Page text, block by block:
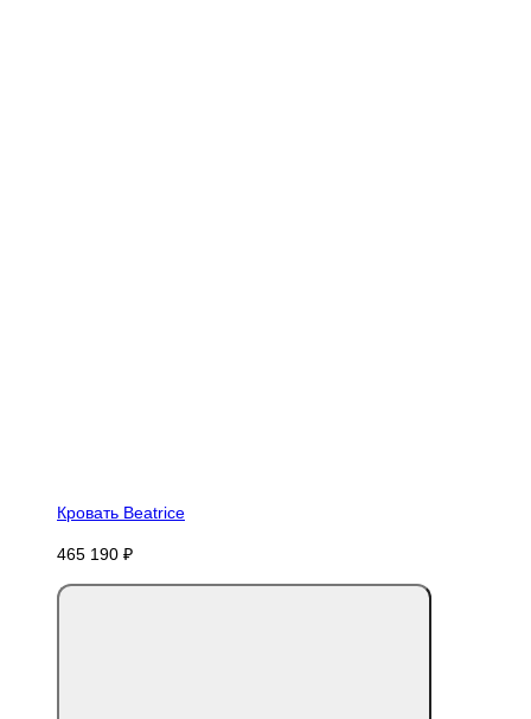
Кровать Beatrice
465 190 ₽